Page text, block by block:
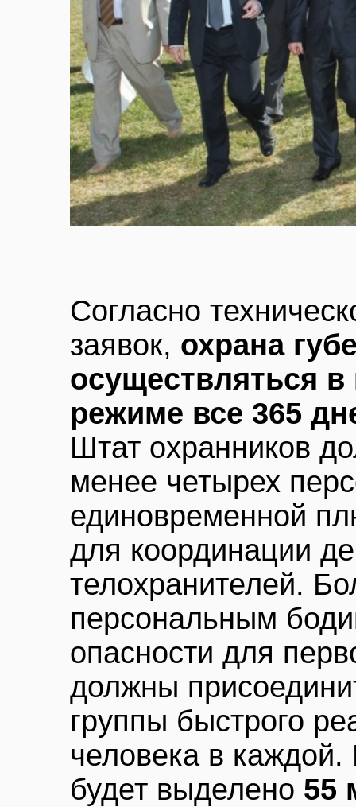
Согласно
заявок, охрана
осуществляться в
режиме все 365
Штат охранников
менее четырех
единовременной
для координации
телохранителей.
персональным
опасности для
должны
группы быстрого
человека в
будет выделено 55